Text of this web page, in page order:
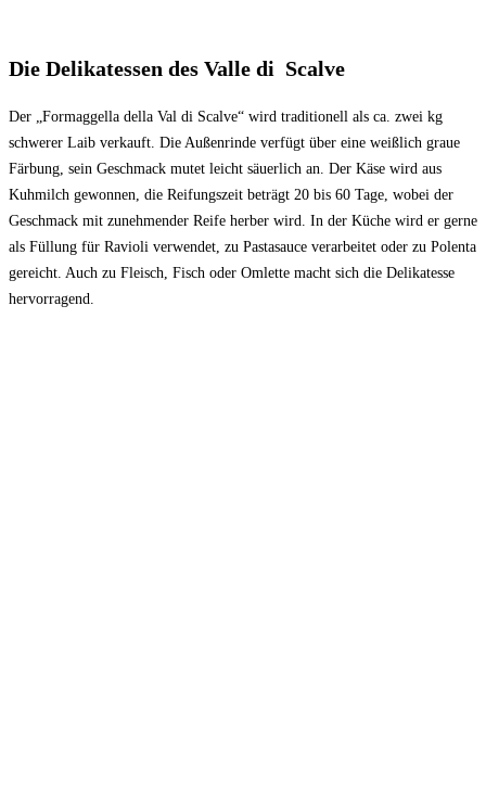
Die Delikatessen des Valle di Scalve
Der „Formaggella della Val di Scalve“ wird traditionell als ca. zwei kg
schwerer Laib verkauft. Die Außenrinde verfügt über eine weißlich graue
Färbung, sein Geschmack mutet leicht säuerlich an. Der Käse wird aus
Kuhmilch gewonnen, die Reifungszeit beträgt 20 bis 60 Tage, wobei der
Geschmack mit zunehmender Reife herber wird. In der Küche wird er gerne
als Füllung für Ravioli verwendet, zu Pastasauce verarbeitet oder zu Polenta
gereicht. Auch zu Fleisch, Fisch oder Omlette macht sich die Delikatesse
hervorragend.